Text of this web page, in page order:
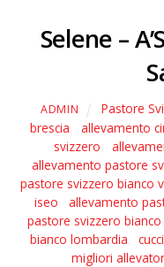
Selene –
ADMIN Pastore
brescia
allevamento
svizzero
allevamento pastore
pastore svizzero bianco
iseo
allevamento
pastore svizzero bianco
bianco lombardia
migliori